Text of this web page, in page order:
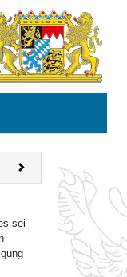
VorherigesNächstes
Dokument
sei